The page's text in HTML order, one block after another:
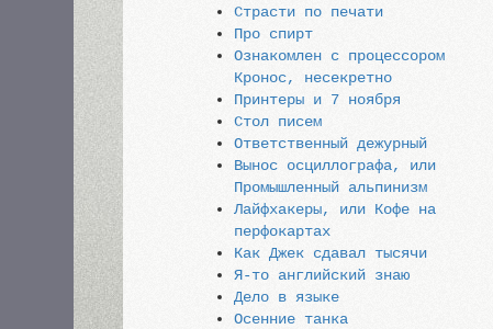
Страсти по печати
Про спирт
Ознакомлен с процессором
Кронос, несекретно
Принтеры и 7 ноября
Стол писем
Ответственный дежурный
Вынос осциллографа, или
Промышленный альпинизм
Лайфхакеры, или Кофе на
перфокартах
Как Джек сдавал тысячи
Я-то английский знаю
Дело в языке
Осенние танка